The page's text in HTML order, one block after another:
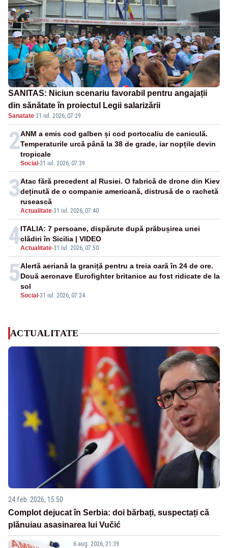
SANITAS: Niciun scenariu favorabil pentru angajații
din sănătate în proiectul Legii salarizării
Sanatate·31 iul. 2026, 07:29
2
Social -31 iul. 2026, 07:39
ANM a emis cod galben și cod portocaliu de caniculă.
Temperaturile urcă până la 38 de grade, iar nopțile devin
tropicale
3
Actualitate-31 iul. 2026, 07:40
Atac fără precedent al Rusiei. O fabrică de drone din Kiev
deținută de o companie americană, distrusă de o rachetă
rusească
4Actualitate-31 iul. 2026, 07:50
ITALIA: 7 persoane, dispărute după prăbușirea unei
clădiri în Sicilia | VIDEO
5
Social -31 iul. 2026, 07:24
Alertă aeriană la graniță pentru a treia oară în 24 de ore.
Două aeronave Eurofighter britanice au fost ridicate de la
sol
ACTUALITATE
24 feb. 2026, 15:50
Complot dejucat în Serbia: doi bărbați, suspectați că
plănuiau asasinarea lui Vučić
6 aug. 2026, 21:39